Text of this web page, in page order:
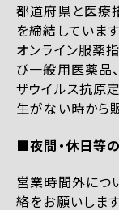
都道府県と医療
を締結していま
オンライン服薬
び一般用医薬品
ザウイルス抗原
生がない時から
■夜間・休日等
営業時間外につ
絡をお願いしま